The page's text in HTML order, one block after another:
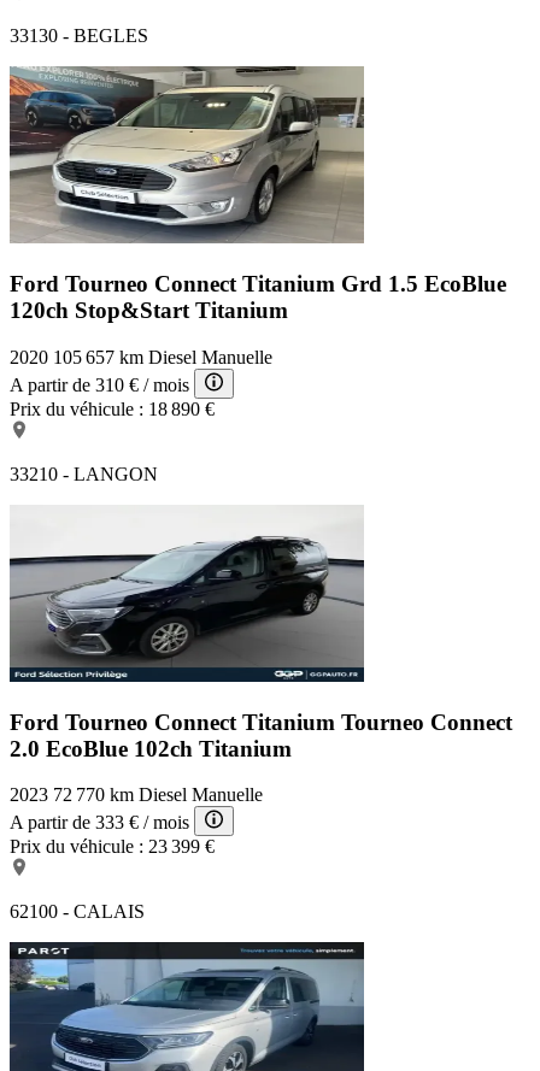
33130 - BEGLES
Ford Tourneo Connect Titanium Grd 1.5 EcoBlue
120ch Stop&Start Titanium
2020 105 657 km Diesel Manuelle
A partir de 310 € / mois
Prix du véhicule : 18 890 €
33210 - LANGON
Ford Tourneo Connect Titanium Tourneo Connect
2.0 EcoBlue 102ch Titanium
2023 72 770 km Diesel Manuelle
A partir de 333 € / mois
Prix du véhicule : 23 399 €
62100 - CALAIS